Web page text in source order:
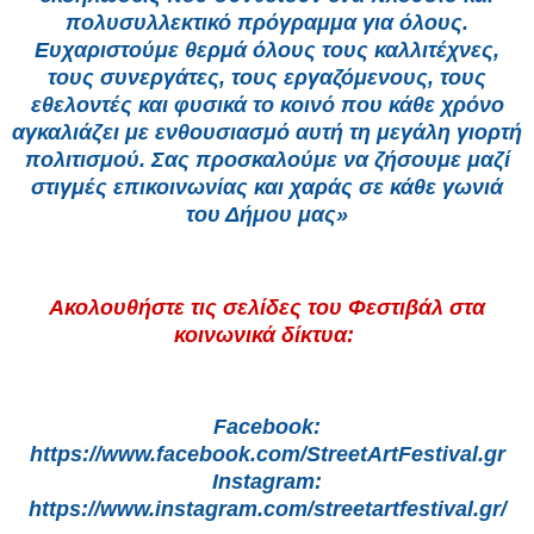
πολυσυλλεκτικό πρόγραμμα για όλους.
Ευχαριστούμε θερμά όλους τους καλλιτέχνες,
τους συνεργάτες, τους εργαζόμενους, τους
εθελοντές και φυσικά το κοινό που κάθε χρόνο
αγκαλιάζει με ενθουσιασμό αυτή τη μεγάλη γιορτή
πολιτισμού. Σας προσκαλούμε να ζήσουμε μαζί
στιγμές επικοινωνίας και χαράς σε κάθε γωνιά
του Δήμου μας»
Ακολουθήστε τις σελίδες του Φεστιβάλ στα
κοινωνικά δίκτυα:
Facebook:
https://www.facebook.com/StreetArtFestival.gr
Instagram:
https://www.instagram.com/streetartfestival.gr/